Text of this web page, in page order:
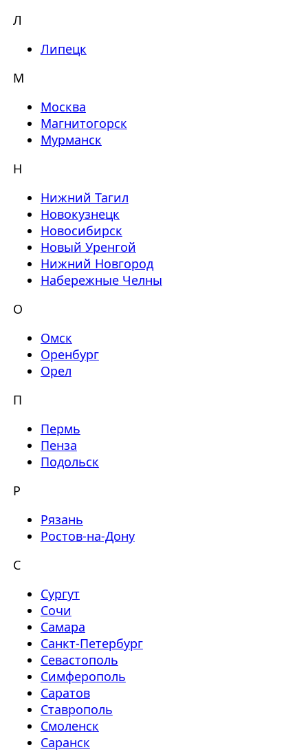
Л
Липецк
М
Москва
Магнитогорск
Мурманск
Н
Нижний Тагил
Новокузнецк
Новосибирск
Новый Уренгой
Нижний Новгород
Набережные Челны
О
Омск
Оренбург
Орел
П
Пермь
Пенза
Подольск
Р
Рязань
Ростов-на-Дону
С
Сургут
Сочи
Самара
Санкт-Петербург
Севастополь
Симферополь
Саратов
Ставрополь
Смоленск
Саранск